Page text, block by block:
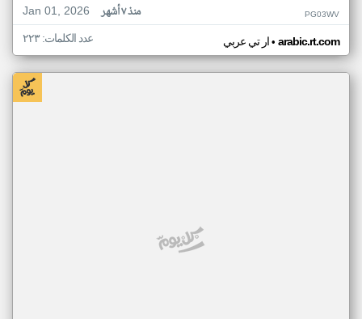
Jan 01, 2026
منذ ٧ أشهر PG03WV
ار تي عربي• arabic.rt.com عدد الكلمات: ٢٢٣